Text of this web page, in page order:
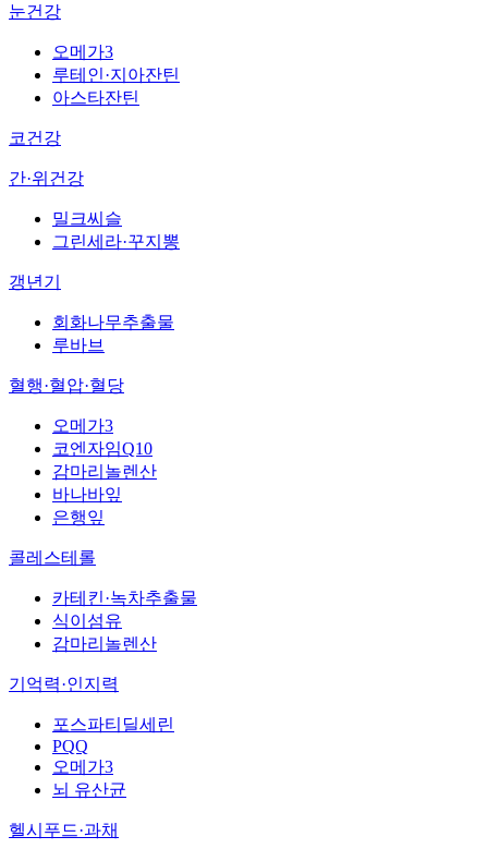
눈건강
오메가3
루테인·지아잔틴
아스타잔틴
코건강
간·위건강
밀크씨슬
그린세라·꾸지뽕
갱년기
회화나무추출물
루바브
혈행·혈압·혈당
오메가3
코엔자임Q10
감마리놀렌산
바나바잎
은행잎
콜레스테롤
카테킨·녹차추출물
식이섬유
감마리놀렌산
기억력·인지력
포스파티딜세린
PQQ
오메가3
뇌 유산균
헬시푸드·과채